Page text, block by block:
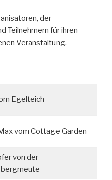
der
Teilnehmern für ihren
Veranstaltung.
Egelteich
vom Cottage Garden
von der